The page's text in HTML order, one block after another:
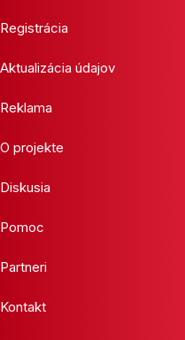
Registrácia
Aktualizácia údajov
Reklama
O projekte
Diskusia
Pomoc
Partneri
Kontakt